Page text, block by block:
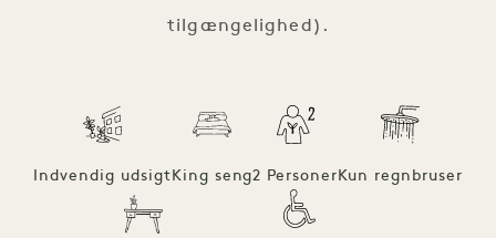
tilgængelighed).
Indvendig udsigtKing seng2 PersonerKun regnbruser